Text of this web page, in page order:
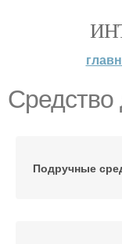
Подручные